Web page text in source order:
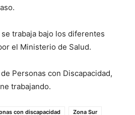
trabaja bajo los diferentes
el Ministerio de Salud.
Personas con Discapacidad,
trabajando.
con discapacidad Zona Sur